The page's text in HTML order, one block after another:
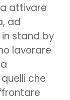
attivare
ad
stand by
lavorare
che